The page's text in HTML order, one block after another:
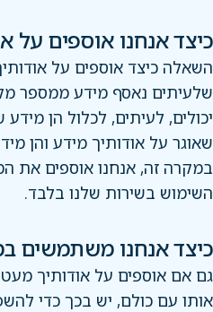
כיצד אנחנו אוספים על
השאלה כיצד אוספים על
שלעיתים נאסף מידע ממספר
יכולים, לעיתים, לכלול הן
שאוגר על אודותיך מידע והן
במקרה זה, אנחנו אוספים את
השימוש בשירות שלנו בלבד.
כיצד אנחנו משתמשים
גם אם אוספים על אודותיך
אותו עם כולם, יש בכך כדי